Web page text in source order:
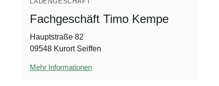
Fachgeschäft Timo Kempe
Hauptstraße 82
09548 Kurort Seiffen
Mehr Informationen